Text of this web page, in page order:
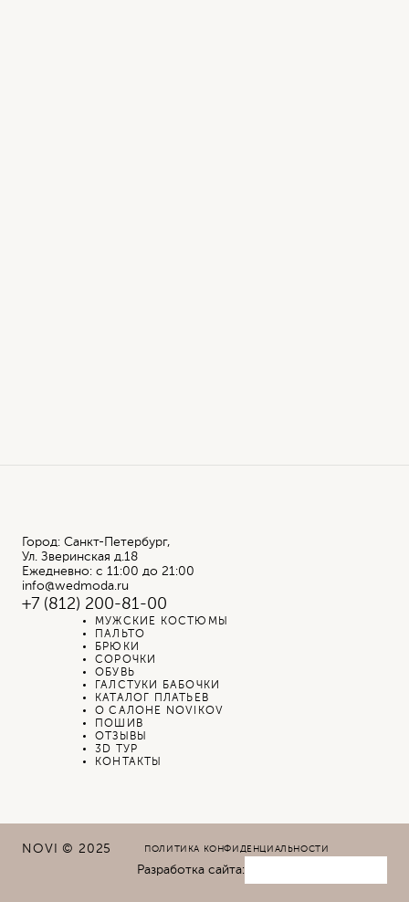
Город: Санкт-Петербург,
Ул. Зверинская д.18
Ежедневно: с 11:00 до 21:00
info@wedmoda.ru
+7 (812) 200-81-00
МУЖСКИЕ КОСТЮМЫ
ПАЛЬТО
БРЮКИ
СОРОЧКИ
ОБУВЬ
ГАЛСТУКИ БАБОЧКИ
КАТАЛОГ ПЛАТЬЕВ
О САЛОНЕ NOVIKOV
ПОШИВ
ОТЗЫВЫ
3D ТУР
КОНТАКТЫ
NOVI © 2025 ПОЛИТИКА КОНФИДЕНЦИАЛЬНОСТИ
Разработка сайта: